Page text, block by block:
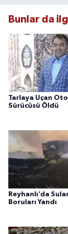
Bunlar da
Tarlaya Uçan
Sürücüsü Öldü
Reyhanlı’da
Boruları Yandı